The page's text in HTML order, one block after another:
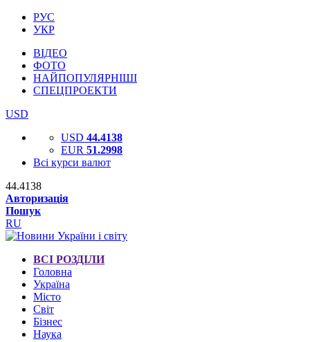
РУС
УКР
ВІДЕО
ФОТО
НАЙПОПУЛЯРНІШІ
СПЕЦПРОЕКТИ
USD
USD 44.4138
EUR 51.2998
Всі курси валют
44.4138
Авторизація
Пошук
RU
ВСІ РОЗДІЛИ
Головна
Україна
Місто
Світ
Бізнес
Наука